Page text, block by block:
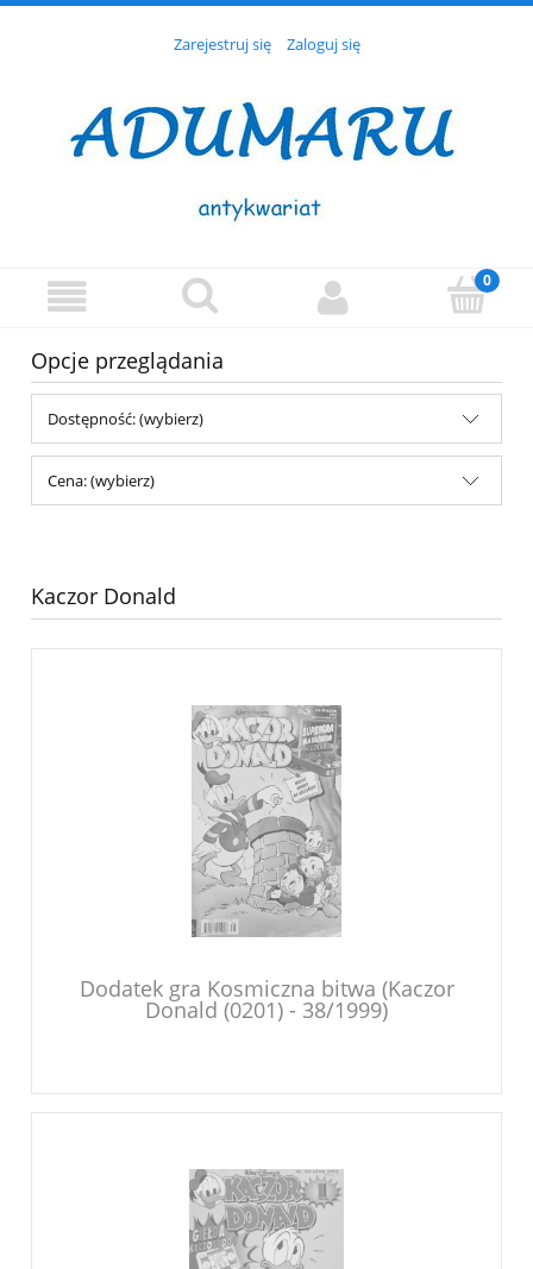
Zarejestruj się Zaloguj się
Opcje przeglądania
Dostępność: (wybierz)
Cena: (wybierz)
Kaczor Donald
Dodatek gra Kosmiczna bitwa (Kaczor
Donald (0201) - 38/1999)